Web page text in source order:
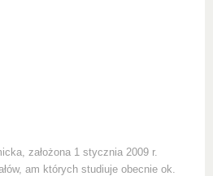
założona 1 stycznia 2009 r.
am których studiuje obecnie ok.